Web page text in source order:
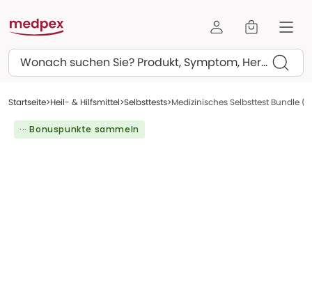
Suchen
Startseite Heil- & Hilfsmittel Selbsttests Medizinisches Selbsttest Bundle
··· Bonuspunkte sammeln